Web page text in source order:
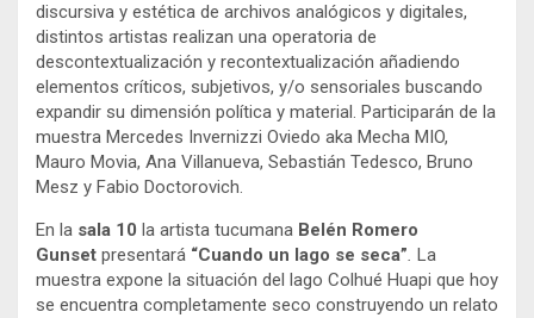
discursiva y estética de archivos analógicos y digitales,
distintos artistas realizan una operatoria de
descontextualización y recontextualización añadiendo
elementos críticos, subjetivos, y/o sensoriales buscando
expandir su dimensión política y material. Participarán de la
muestra Mercedes Invernizzi Oviedo aka Mecha MIO,
Mauro Movia, Ana Villanueva, Sebastián Tedesco, Bruno
Mesz y Fabio Doctorovich.
En la sala 10 la artista tucumana Belén Romero
Gunset presentará “Cuando un lago se seca”. La
muestra expone la situación del lago Colhué Huapi que hoy
se encuentra completamente seco construyendo un relato